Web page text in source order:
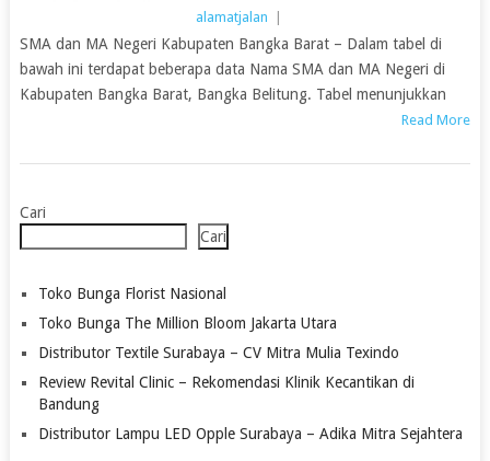
alamatjalan
SMA dan MA Negeri Kabupaten Bangka Barat – Dalam tabel di
bawah ini terdapat beberapa data Nama SMA dan MA Negeri di
Kabupaten Bangka Barat, Bangka Belitung. Tabel menunjukkan
Read More
Cari
Cari
Toko Bunga Florist Nasional
Toko Bunga The Million Bloom Jakarta Utara
Distributor Textile Surabaya – CV Mitra Mulia Texindo
Review Revital Clinic – Rekomendasi Klinik Kecantikan di
Bandung
Distributor Lampu LED Opple Surabaya – Adika Mitra Sejahtera